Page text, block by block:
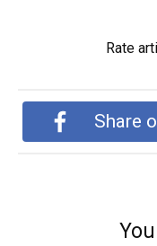
Rate
Share